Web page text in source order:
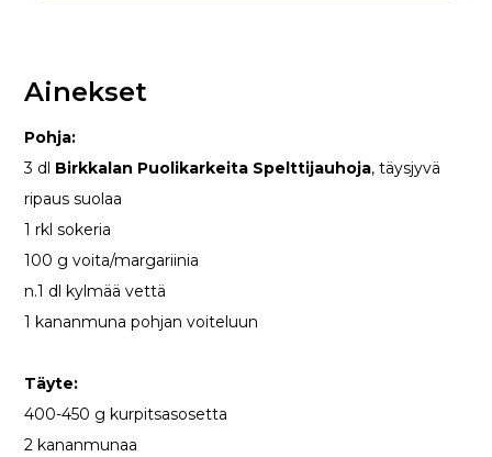
Ainekset
Pohja:
3 dl Birkkalan Puolikarkeita Spelttijauhoja, täysjyvä
ripaus suolaa
1 rkl sokeria
100 g voita/margariinia
n.1 dl kylmää vettä
1 kananmuna pohjan voiteluun
Täyte:
400-450 g kurpitsasosetta
2 kananmunaa